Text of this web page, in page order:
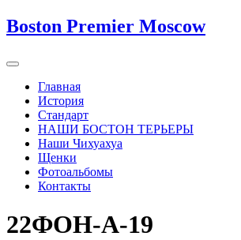
Boston Premier Moscow
Главная
История
Стандарт
НАШИ БОСТОН ТЕРЬЕРЫ
Наши Чихуахуа
Щенки
Фотоальбомы
Контакты
22ФОН-А-19